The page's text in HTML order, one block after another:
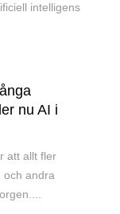
intelligens
nu AI i
att allt fler
och andra